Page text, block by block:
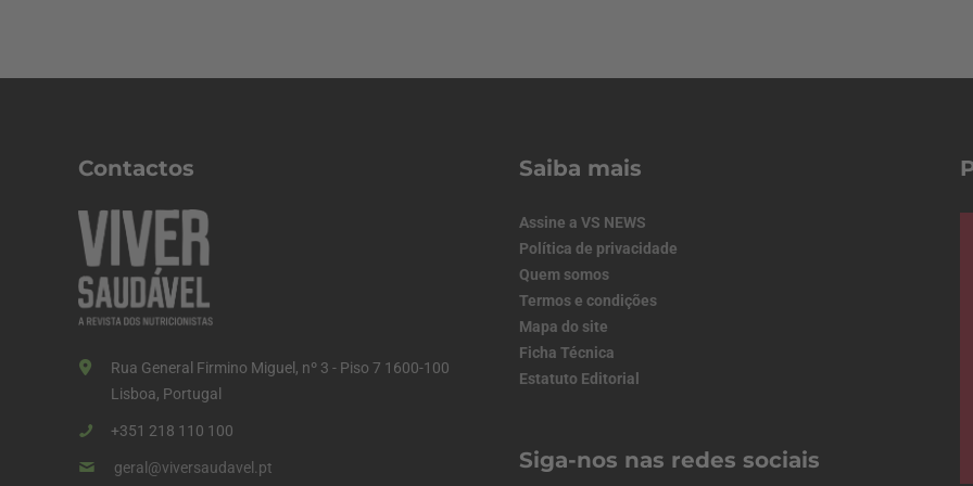
Contactos
Rua General Firmino Miguel, nº 3 - Piso 7 1600-100
Lisboa, Portugal
+351 218 110 100
geral@viversaudavel.pt
Saiba mais
Assine a VS NEWS
Política de privacidade
Quem somos
Termos e condições
Mapa do site
Ficha Técnica
Estatuto Editorial
Siga-nos nas redes sociais